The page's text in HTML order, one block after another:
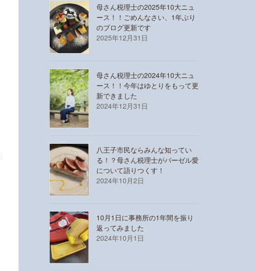
母さん税理士の2025年10大ニュ
ース！！ごめんなさい、1年ぶり
のブログ更新です
2025年12月31日
母さん税理士の2024年10大ニュ
ース！！今年はゆとりをもって更
新できました
2024年12月31日
八王子市民ならみんな知ってい
る！？母さん税理士がバーゼル愛
について語りつくす！
2024年10月2日
10月1日に事務所の1年間を振り
返ってみました
2024年10月1日